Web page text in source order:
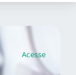
Acesse